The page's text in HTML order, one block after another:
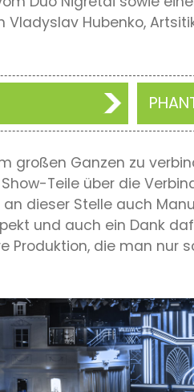
Hubenko,
großen Ganzen zu
Teile über die
dieser Stelle auch
und auch ein Dank
Produktion, die man